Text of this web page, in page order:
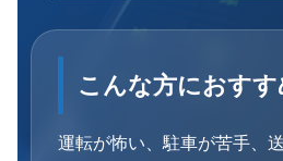
こんな方におす
運転が怖い、駐車が苦手、